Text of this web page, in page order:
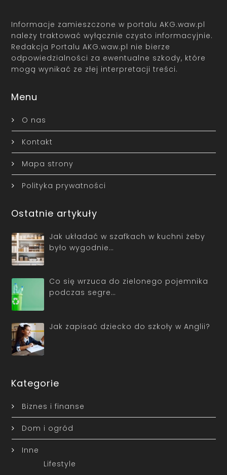
Informacje zamieszczone w portalu AKG.waw.pl
należy traktować wyłącznie czysto informacyjnie.
Redakcja Portalu AKG.waw.pl nie bierze
odpowiedzialności za ewentualne szkody, które
mogą wynikać ze złej interpretacji treści.
Menu
O nas
Kontakt
Mapa strony
Polityka prywatności
Ostatnie artykuły
Jak układać w szafkach w kuchni żeby
było wygodnie…
Co się wrzuca do zielonego pojemnika
podczas segre…
Jak zapisać dziecko do szkoły w Anglii?
Kategorie
Biznes i finanse
Dom i ogród
Inne
Lifestyle